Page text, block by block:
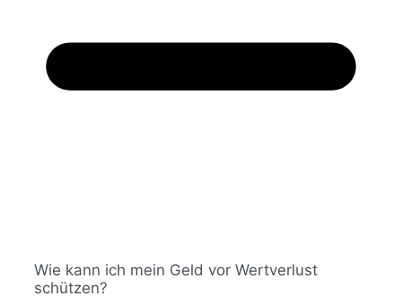
Wie kann ich mein Geld vor Wertverlust
schützen?